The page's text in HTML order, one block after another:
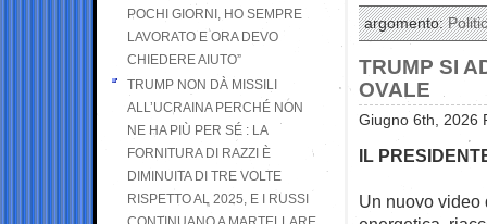
argomento:
TRUMP SI
OVALE
Giugno 6th, 2026
IL
Un nuovo video
POCHI GIORNI, HO SEMPRE
LAVORATO E ORA DEVO
CHIEDERE AIUTO”
TRUMP NON DÀ MISSILI
ALL’UCRAINA PERCHÉ NON
NE HA PIÙ PER SÉ : LA
FORNITURA DI RAZZI È
DIMINUITA DI TRE VOLTE
RISPETTO AL 2025, E I RUSSI